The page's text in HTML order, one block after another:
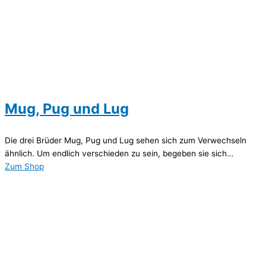
Mug, Pug und Lug
Die drei Brüder Mug, Pug und Lug sehen sich zum Verwechseln
ähnlich. Um endlich verschieden zu sein, begeben sie sich…
Zum Shop